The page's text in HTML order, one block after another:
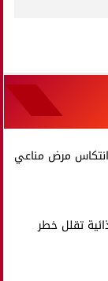
مرض مناعي
تقلل خطر